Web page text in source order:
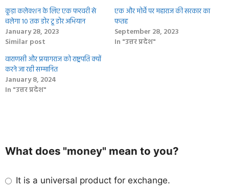
कूड़ा कलेक्शन के लिए एक फरवरी से
चलेगा 10 तक डोर टू डोर अभियान
January 28, 2023
Similar post
एक और मोर्चे पर महाराज की सरकार का
फतह
September 28, 2023
In "उत्तर प्रदेश"
वाराणसी और प्रयागराज को राष्ट्रपति क्‍यों
करने जा रही सम्‍मानित
January 8, 2024
In "उत्तर प्रदेश"
What does "money" mean to you?
It is a universal product for exchange.